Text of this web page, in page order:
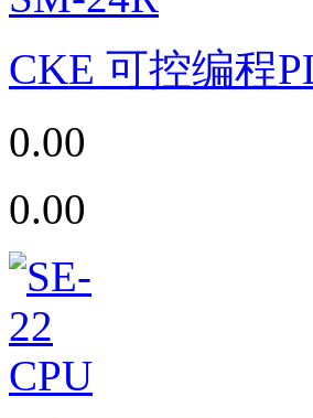
CKE 可控编程
0.00
0.00